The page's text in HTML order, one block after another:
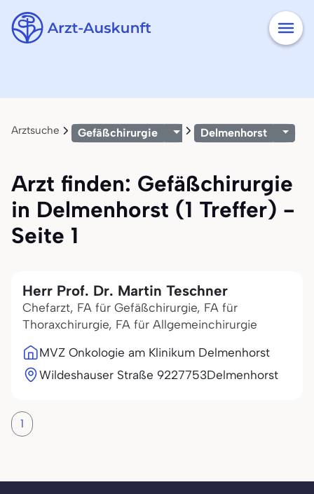
Arztsuche Gefäßchirurgie Delmenhorst
Arzt finden: Gefäßchirurgie
in Delmenhorst (1 Treffer) -
Seite 1
Herr Prof. Dr. Martin Teschner
Chefarzt, FA für Gefäßchirurgie, FA für
Thoraxchirurgie, FA für Allgemeinchirurgie
MVZ Onkologie am Klinikum Delmenhorst
Wildeshauser Straße 9227753Delmenhorst
1